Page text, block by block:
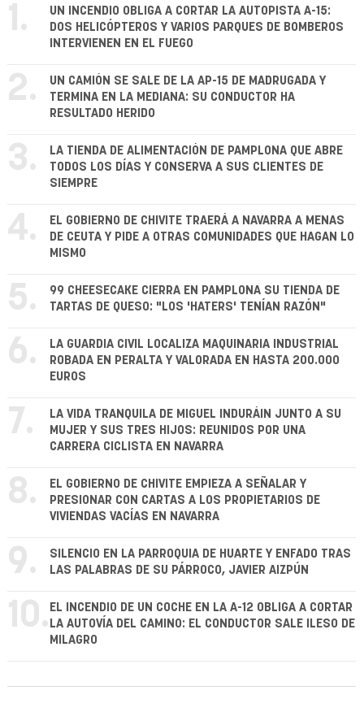
1.
UN INCENDIO OBLIGA A CORTAR LA AUTOPISTA A-15:
DOS HELICÓPTEROS Y VARIOS PARQUES DE BOMBEROS
INTERVIENEN EN EL FUEGO
2.
UN CAMIÓN SE SALE DE LA AP-15 DE MADRUGADA Y
TERMINA EN LA MEDIANA: SU CONDUCTOR HA
RESULTADO HERIDO
3.
LA TIENDA DE ALIMENTACIÓN DE PAMPLONA QUE ABRE
TODOS LOS DÍAS Y CONSERVA A SUS CLIENTES DE
SIEMPRE
4.
EL GOBIERNO DE CHIVITE TRAERÁ A NAVARRA A MENAS
DE CEUTA Y PIDE A OTRAS COMUNIDADES QUE HAGAN LO
MISMO
5.
99 CHEESECAKE CIERRA EN PAMPLONA SU TIENDA DE
TARTAS DE QUESO: "LOS 'HATERS' TENÍAN RAZÓN"
6.
LA GUARDIA CIVIL LOCALIZA MAQUINARIA INDUSTRIAL
ROBADA EN PERALTA Y VALORADA EN HASTA 200.000
EUROS
7.
LA VIDA TRANQUILA DE MIGUEL INDURÁIN JUNTO A SU
MUJER Y SUS TRES HIJOS: REUNIDOS POR UNA
CARRERA CICLISTA EN NAVARRA
8.
EL GOBIERNO DE CHIVITE EMPIEZA A SEÑALAR Y
PRESIONAR CON CARTAS A LOS PROPIETARIOS DE
VIVIENDAS VACÍAS EN NAVARRA
9.
SILENCIO EN LA PARROQUIA DE HUARTE Y ENFADO TRAS
LAS PALABRAS DE SU PÁRROCO, JAVIER AIZPÚN
10. EL INCENDIO DE UN COCHE EN LA A-12 OBLIGA A CORTAR
LA AUTOVÍA DEL CAMINO: EL CONDUCTOR SALE ILESO DE
MILAGRO